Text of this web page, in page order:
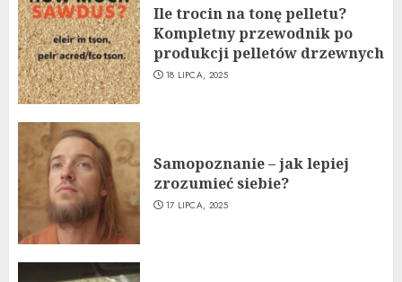
Ile trocin na tonę pelletu?
Kompletny przewodnik po
produkcji pelletów drzewnych
18 LIPCA, 2025
Samopoznanie – jak lepiej
zrozumieć siebie?
17 LIPCA, 2025